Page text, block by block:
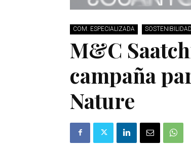
COM. ESPECIALIZADA
M&C
campaña
Nature